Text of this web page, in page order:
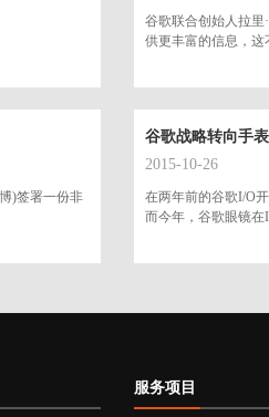
谷歌联合创始人拉里
供更丰富的信息，这
)签署一份非
谷歌战略转向手
2015-10-26
在两年前的谷歌I/O
而今年，谷歌眼镜在
服务项目